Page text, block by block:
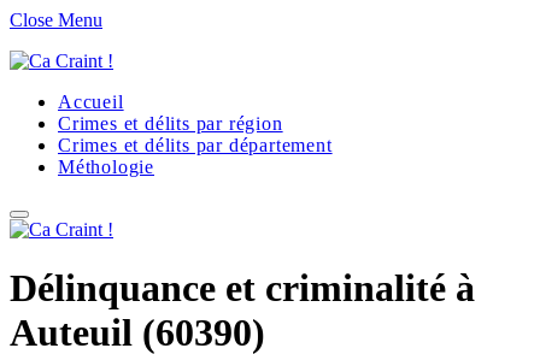
Close Menu
Accueil
Crimes et délits par région
Crimes et délits par département
Méthologie
Délinquance et criminalité à
Auteuil (60390)